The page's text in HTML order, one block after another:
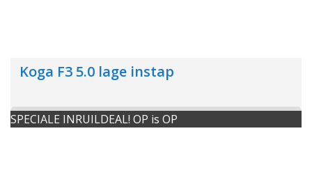
Koga F3 5.0 lage instap
SPECIALE INRUILDEAL! OP is OP